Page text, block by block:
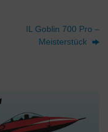
IL Goblin 700 Pro –
Meisterstück